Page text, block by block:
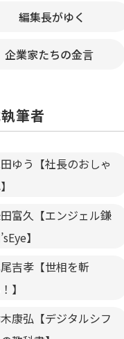
編集長がゆく
企業家たちの金言
筆者
ゆう【社長のおしゃ
富久【エンジェル鎌
】
吉孝【世相を斬
】
康弘【デジタルシフ